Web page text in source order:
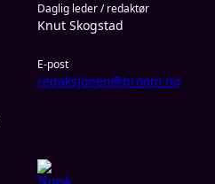
Daglig leder / redaktør
Knut Skogstad
E-post
redaksjonen@broom.no